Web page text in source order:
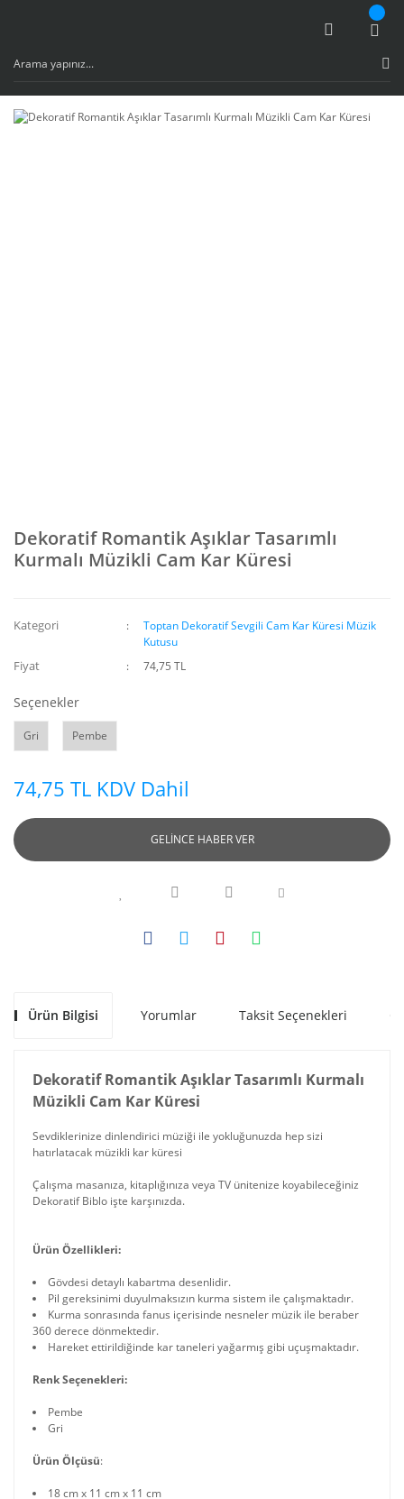
Dekoratif Romantik Aşıklar Tasarımlı
Kurmalı Müzikli Cam Kar Küresi
Kategori
Toptan Dekoratif Sevgili Cam Kar Küresi Müzik
Kutusu
Fiyat 74,75 TL
Seçenekler
Gri Pembe
74,75 TL KDV Dahil
GELİNCE HABER VER
Ürün Bilgisi Yorumlar Taksit Seçenekleri
Dekoratif Romantik Aşıklar Tasarımlı Kurmalı
Müzikli Cam Kar Küresi
Sevdiklerinize dinlendirici müziği ile yokluğunuzda hep sizi
hatırlatacak müzikli kar küresi
Çalışma masanıza, kitaplığınıza veya TV ünitenize koyabileceğiniz
Dekoratif Biblo işte karşınızda.
Ürün Özellikleri:
Gövdesi detaylı kabartma desenlidir.
Pil gereksinimi duyulmaksızın kurma sistem ile çalışmaktadır.
Kurma sonrasında fanus içerisinde nesneler müzik ile beraber
360 derece dönmektedir.
Hareket ettirildiğinde kar taneleri yağarmış gibi uçuşmaktadır.
Renk Seçenekleri:
Pembe
Gri
Ürün Ölçüsü:
18 cm x 11 cm x 11 cm